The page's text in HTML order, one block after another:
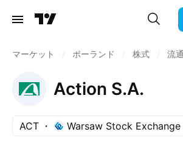
マーケット ポーランド 株式 流
Action S.A.
ACT Warsaw Stock Exchange